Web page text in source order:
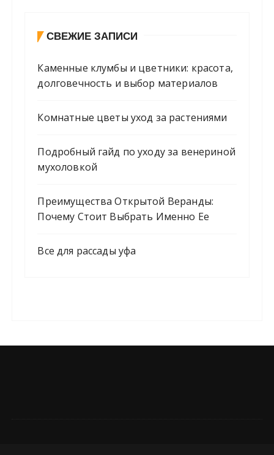
СВЕЖИЕ ЗАПИСИ
Каменные клумбы и цветники: красота,
долговечность и выбор материалов
Комнатные цветы уход за растениями
Подробный гайд по уходу за венериной
мухоловкой
Преимущества Открытой Веранды:
Почему Стоит Выбрать Именно Ее
Все для рассады уфа